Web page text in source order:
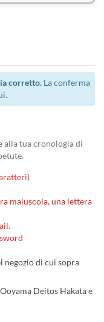
corretto. La conferma
alla tua cronologia di
maiuscola, una lettera
negozio di cui sopra
Deitos Hakata e